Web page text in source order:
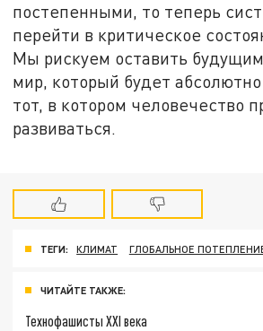
постепенными, то теперь
перейти в критическое
Мы рискуем оставить
мир, который будет
тот, в котором человечество
развиваться.
ТЕГИ: КЛИМАТ ГЛОБАЛЬНОЕ
ЧИТАЙТЕ ТАКЖЕ:
Технофашисты XXI века